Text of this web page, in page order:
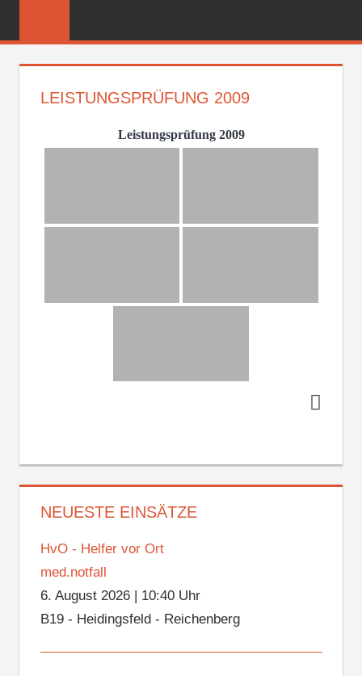
FEUERWEHR
LEISTUNGSPRÜFUNG 2009
Leistungsprüfung 2009
NEUESTE EINSÄTZE
HvO - Helfer vor Ort
med.notfall
6. August 2026| 10:40 Uhr
B19 - Heidingsfeld - Reichenberg